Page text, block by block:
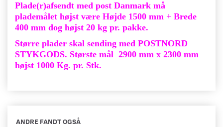
Plade(r)afsendt med post Danmark må
plademålet højst være Højde 1500 mm + Brede
400 mm dog højst 20 kg pr. pakke.
Større plader skal sending med POSTNORD
STYKGODS. Største mål 2900 mm x 2300 mm
højst 1000 Kg. pr. Stk.
ANDRE FANDT OGSÅ